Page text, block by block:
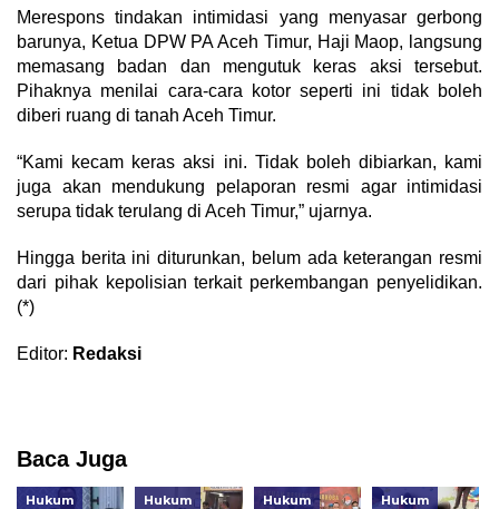
​Merespons tindakan intimidasi yang menyasar gerbong
barunya, Ketua DPW PA Aceh Timur, Haji Maop, langsung
memasang badan dan mengutuk keras aksi tersebut.
Pihaknya menilai cara-cara kotor seperti ini tidak boleh
diberi ruang di tanah Aceh Timur.
​“Kami kecam keras aksi ini. Tidak boleh dibiarkan, kami
juga akan mendukung pelaporan resmi agar intimidasi
serupa tidak terulang di Aceh Timur,” ujarnya.
​Hingga berita ini diturunkan, belum ada keterangan resmi
dari pihak kepolisian terkait perkembangan penyelidikan.
(*)
Editor: Redaksi
Baca Juga
Hukum Hukum Hukum Hukum